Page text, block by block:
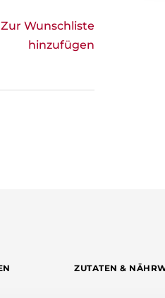
Zur Wunschliste
hinzufügen
ZUTATEN &